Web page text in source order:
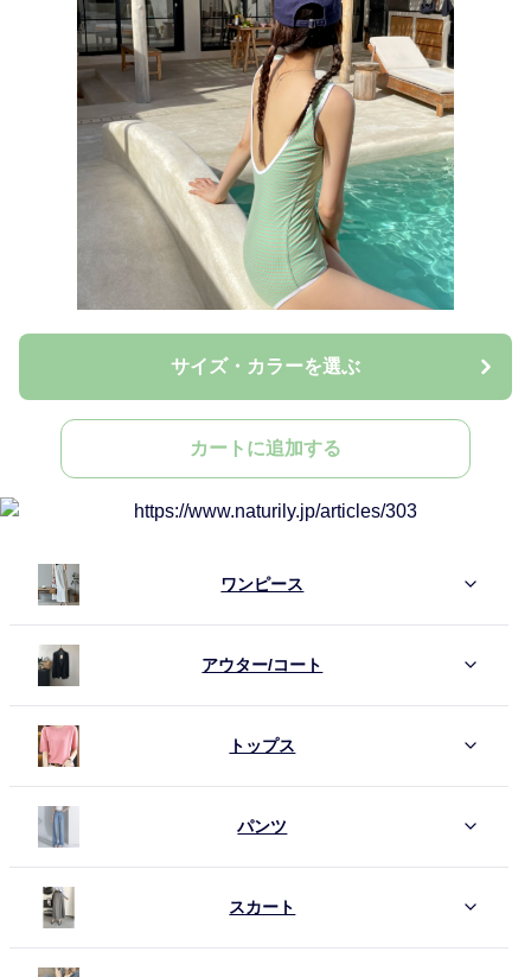
サイズ・カラーを選ぶ
カートに追加する
ワンピース
アウター/コート
トップス
パンツ
スカート